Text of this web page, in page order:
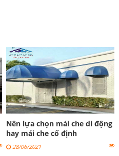
Nên lựa chọn mái che di động
hay mái che cố định
28/06/2021